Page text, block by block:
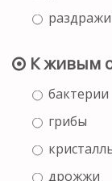
К живым
бактерии
грибы
дрожжи